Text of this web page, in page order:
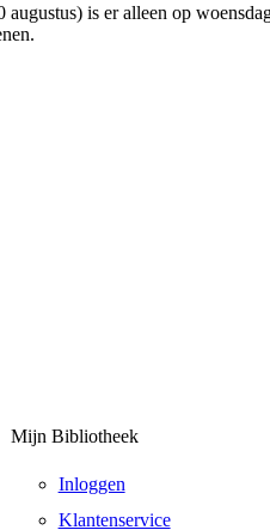
is er alleen op
Mijn Bibliotheek
Inloggen
Klantenservice